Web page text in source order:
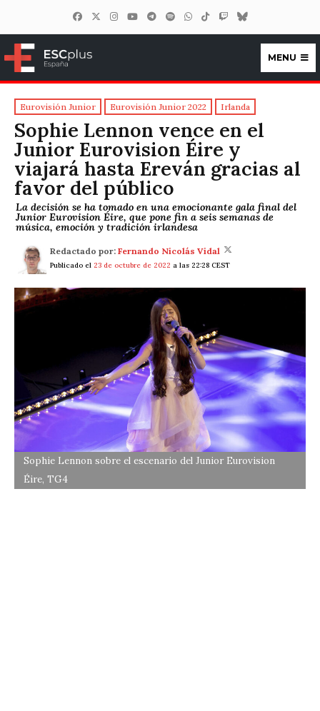
ESCplus España
MENU
Eurovisión Junior Eurovisión Junior 2022 Irlanda
Sophie Lennon vence en el
Junior Eurovision Éire y
viajará hasta Ereván gracias al
favor del público
La decisión se ha tomado en una emocionante gala final del
Junior Eurovision Éire, que pone fin a seis semanas de
música, emoción y tradición irlandesa
Redactado por: Fernando Nicolás Vidal
Publicado el 23 de octubre de 2022 a las 22:28 CEST
Sophie Lennon sobre el escenario del Junior Eurovision
Éire, TG4